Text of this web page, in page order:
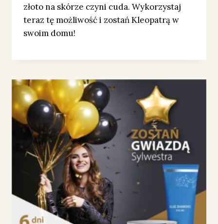
złoto na skórze czyni cuda. Wykorzystaj
teraz tę możliwość i zostań Kleopatrą w
swoim domu!